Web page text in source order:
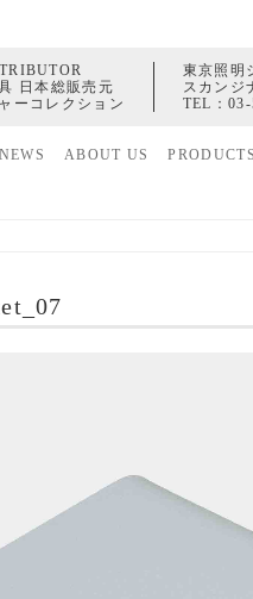
日本総販売元
ーコレクション
東京照明
スカンジ
TEL：
NEWS ABOUT US PRODUCTS